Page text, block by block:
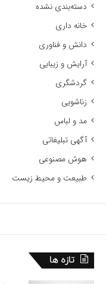
دسته‌بندی نشده
خانه داری
دانش و فناوری
آرایش و زیبایی
گردشگری
زناشویی
مد و لباس
آگهی تبلیغاتی
هوش مصنوعی
طبیعت و محیط زیست